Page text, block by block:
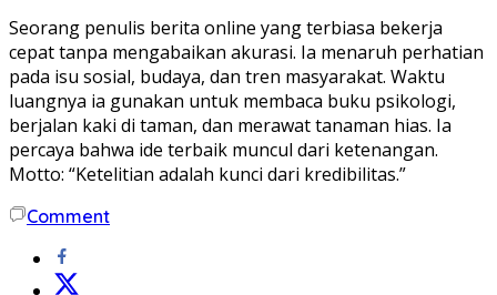
Seorang penulis berita online yang terbiasa bekerja
cepat tanpa mengabaikan akurasi. Ia menaruh perhatian
pada isu sosial, budaya, dan tren masyarakat. Waktu
luangnya ia gunakan untuk membaca buku psikologi,
berjalan kaki di taman, dan merawat tanaman hias. Ia
percaya bahwa ide terbaik muncul dari ketenangan.
Motto: “Ketelitian adalah kunci dari kredibilitas.”
Comment